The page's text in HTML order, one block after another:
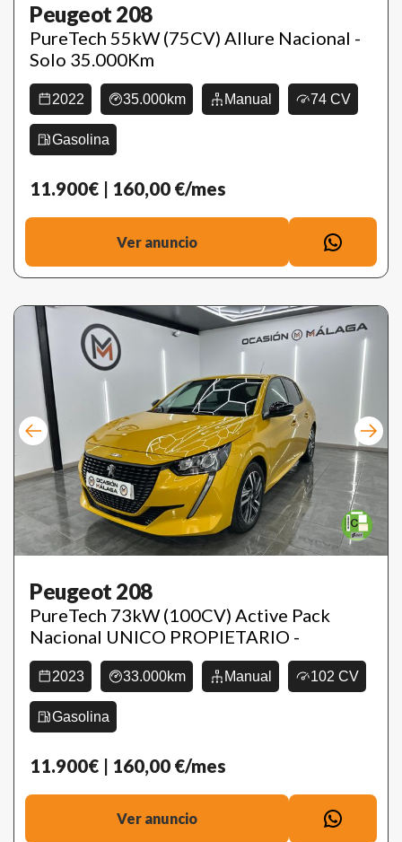
Peugeot 208
PureTech 55kW (75CV) Allure Nacional -
Solo 35.000Km
2022 35.000km Manual 74 CV
Gasolina
11.900€ | 160,00 €/mes
Ver anuncio
Peugeot 208
PureTech 73kW (100CV) Active Pack
Nacional UNICO PROPIETARIO -
2023 33.000km Manual 102 CV
Gasolina
11.900€ | 160,00 €/mes
Ver anuncio